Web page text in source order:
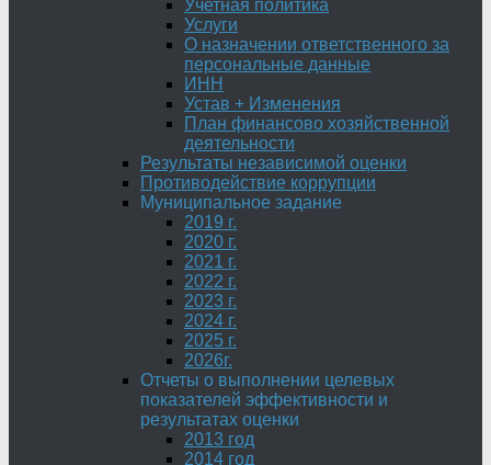
Учетная политика
Услуги
О назначении ответственного за
персональные данные
ИНН
Устав + Изменения
План финансово хозяйственной
деятельности
Результаты независимой оценки
Противодействие коррупции
Муниципальное задание
2019 г.
2020 г.
2021 г.
2022 г.
2023 г.
2024 г.
2025 г.
2026г.
Отчеты о выполнении целевых
показателей эффективности и
результатах оценки
2013 год
2014 год